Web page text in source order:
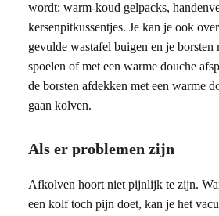
wordt; warm-koud gelpacks,
kersenpitkussentjes. Je kan je ook
gevulde wastafel buigen en je borsten
spoelen of met een warme douche
de borsten afdekken met een warme
gaan kolven.
Als er problemen zijn
Afkolven hoort niet pijnlijk te zijn.
een kolf toch pijn doet, kan je het